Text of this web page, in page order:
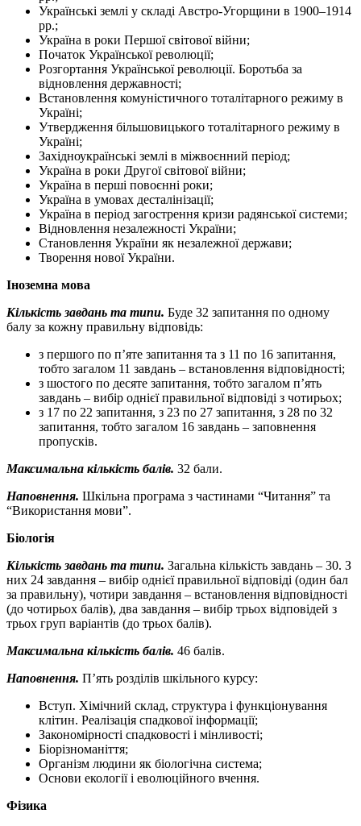
Українські землі у складі Австро-Угорщини в 1900–1914
рр.;
Україна в роки Першої світової війни;
Початок Української революції;
Розгортання Української революції. Боротьба за
відновлення державності;
Встановлення комуністичного тоталітарного режиму в
Україні;
Утвердження більшовицького тоталітарного режиму в
Україні;
Західноукраїнські землі в міжвоєнний період;
Україна в роки Другої світової війни;
Україна в перші повоєнні роки;
Україна в умовах десталінізації;
Україна в період загострення кризи радянської системи;
Відновлення незалежності України;
Становлення України як незалежної держави;
Творення нової України.
Іноземна мова
Кількість завдань та типи. Буде 32 запитання по одному
балу за кожну правильну відповідь:
з першого по п’яте запитання та з 11 по 16 запитання,
тобто загалом 11 завдань – встановлення відповідності;
з шостого по десяте запитання, тобто загалом п’ять
завдань – вибір однієї правильної відповіді з чотирьох;
з 17 по 22 запитання, з 23 по 27 запитання, з 28 по 32
запитання, тобто загалом 16 завдань – заповнення
пропусків.
Максимальна кількість балів. 32 бали.
Наповнення. Шкільна програма з частинами “Читання” та
“Використання мови”.
Біологія
Кількість завдань та типи. Загальна кількість завдань – 30. З
них 24 завдання – вибір однієї правильної відповіді (один бал
за правильну), чотири завдання – встановлення відповідності
(до чотирьох балів), два завдання – вибір трьох відповідей з
трьох груп варіантів (до трьох балів).
Максимальна кількість балів. 46 балів.
Наповнення. П’ять розділів шкільного курсу:
Вступ. Хімічний склад, структура і функціонування
клітин. Реалізація спадкової інформації;
Закономірності спадковості і мінливості;
Біорізноманіття;
Організм людини як біологічна система;
Основи екології і еволюційного вчення.
Фізика